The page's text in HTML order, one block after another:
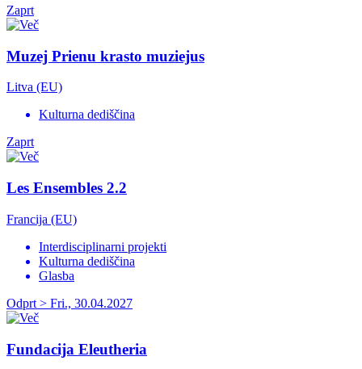
Zaprt
Muzej Prienu krasto muziejus
Litva (EU)
Kulturna dediščina
Zaprt
Les Ensembles 2.2
Francija (EU)
Interdisciplinarni projekti
Kulturna dediščina
Glasba
Odprt > Fri., 30.04.2027
Fundacija Eleutheria